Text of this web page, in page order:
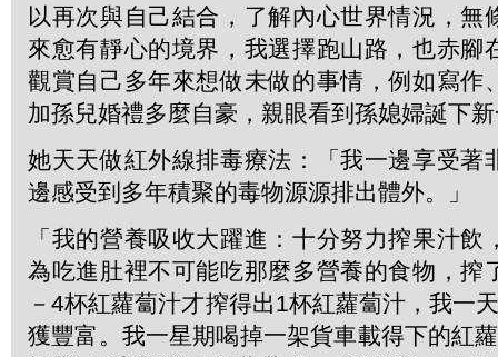
以再次與自己結合，了解內心世界情況，無
來愈有靜心的境界，我選擇跑山路，也赤腳
觀賞自己多年來想做未做的事情，例如寫作
加孫兒婚禮多麼自豪，親眼看到孫媳婦誕下
她天天做紅外線排毒療法：「我一邊享受著
邊感受到多年積聚的毒物源源排出體外。」
「我的營養吸收大躍進：十分努力搾果汁飲
為吃進肚裡不可能吃那麼多營養的食物，搾
－4杯紅蘿蔔汁才搾得出1杯紅蘿蔔汁，我一
獲豐富。我一星期喝掉一架貨車載得下的紅